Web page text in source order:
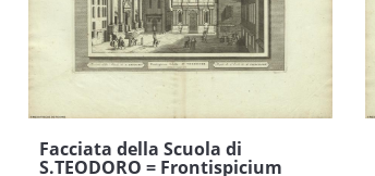
Facciata della Scuola di
S.TEODORO = Frontispicium